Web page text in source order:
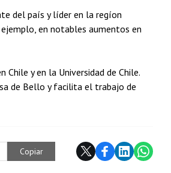
del país y líder en la regíon
en notables aumentos en
y en la Universidad de Chile.
de Bello y facilita el trabajo de
Copiar